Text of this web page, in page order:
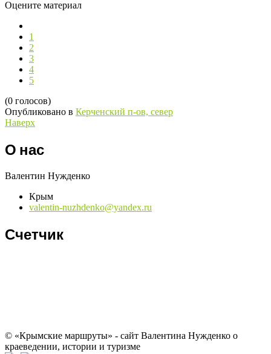
Оцените материал
1
2
3
4
5
(0 голосов)
Опубликовано в Керченский п-ов, север
Наверх
О нас
Валентин Нужденко
Крым
valentin-nuzhdenko@yandex.ru
Счетчик
© «Крымские маршруты» - сайт Валентина Нужденко о
краеведении, истории и туризме